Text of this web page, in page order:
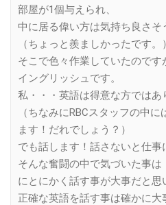
部屋が1個与えられ、
中に居る偉い方は気持ち良さそ
（ちょっと羨ましかったです。）
そこで色々作業していたのです
イングリッシュです。
私・・・英語は得意な方ではあ
（ちなみにRBCスタッフの中
ます！だれでしょう？）
でも話します！話さないと仕事
そんな奮闘の中で気づいた事
にとにかく話す事が大事だと思
正確な英語を話す事は確かに大